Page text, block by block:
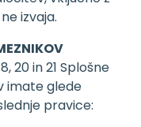
izvaja.
20 in 21 Splošne
imate glede
pravice: